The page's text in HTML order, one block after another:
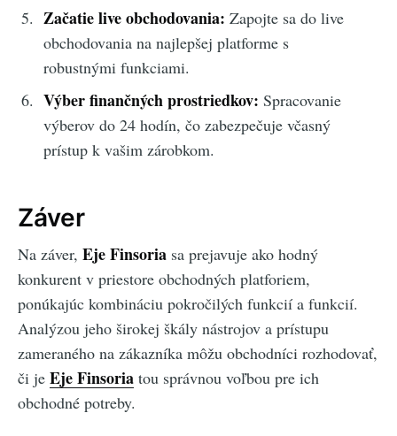
Začatie live obchodovania: Zapojte sa do live
obchodovania na najlepšej platforme s
robustnými funkciami.
Výber finančných prostriedkov: Spracovanie
výberov do 24 hodín, čo zabezpečuje včasný
prístup k vašim zárobkom.
Záver
Na záver, Eje Finsoria sa prejavuje ako hodný
konkurent v priestore obchodných platforiem,
ponúkajúc kombináciu pokročilých funkcií a funkcií.
Analýzou jeho širokej škály nástrojov a prístupu
zameraného na zákazníka môžu obchodníci rozhodovať,
či je Eje Finsoria tou správnou voľbou pre ich
obchodné potreby.